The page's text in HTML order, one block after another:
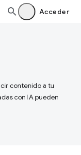
Acceder
contenido a tu
con IA pueden